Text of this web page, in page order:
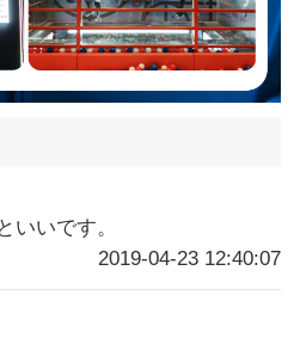
いいです。
2019-04-23 12:40:07